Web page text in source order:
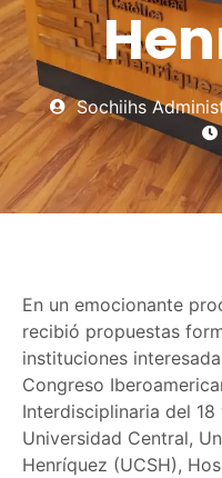
Sochiihs
En un emocionante
recibió propuestas
instituciones
Congreso
Interdisciplinaria del
Universidad Central,
Henríquez (UCSH),